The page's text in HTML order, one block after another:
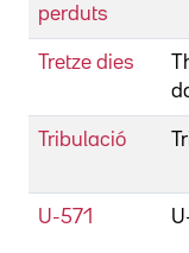
perduts
Tretze dies
Tribulació
U-571